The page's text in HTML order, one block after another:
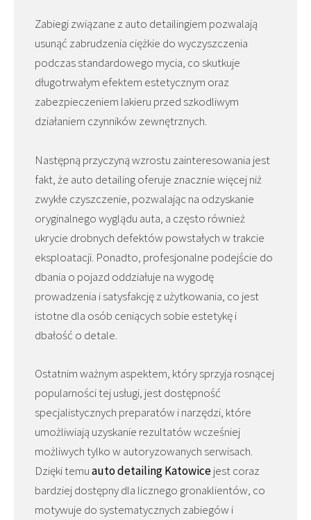
Zabiegi związane z auto detailingiem pozwalają
usunąć zabrudzenia ciężkie do wyczyszczenia
podczas standardowego mycia, co skutkuje
długotrwałym efektem estetycznym oraz
zabezpieczeniem lakieru przed szkodliwym
działaniem czynników zewnętrznych.
Następną przyczyną wzrostu zainteresowania jest
fakt, że auto detailing oferuje znacznie więcej niż
zwykłe czyszczenie, pozwalając na odzyskanie
oryginalnego wyglądu auta, a często również
ukrycie drobnych defektów powstałych w trakcie
eksploatacji. Ponadto, profesjonalne podejście do
dbania o pojazd oddziałuje na wygodę
prowadzenia i satysfakcję z użytkowania, co jest
istotne dla osób ceniących sobie estetykę i
dbałość o detale.
Ostatnim ważnym aspektem, który sprzyja rosnącej
popularności tej usługi, jest dostępność
specjalistycznych preparatów i narzędzi, które
umożliwiają uzyskanie rezultatów wcześniej
możliwych tylko w autoryzowanych serwisach.
Dzięki temuauto detailing Katowicejest coraz
bardziej dostępny dla licznego gronaklientów, co
motywuje do systematycznych zabiegów i